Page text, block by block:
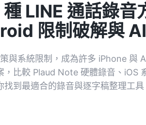
LINE 通話錄音
限制破解與
與系統限制，成為許多 iPhone 與
比較 Plaud Note 硬體錄音、iOS
到最適合的錄音與逐字稿整理工具